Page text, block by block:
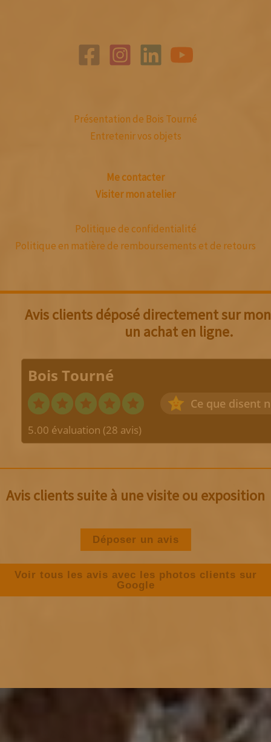
Présentation de Bois Tourné
Entretenir vos objets
Me contacter
Visiter mon atelier
Politique de confidentialité
Politique en matière de remboursements et de retours
Avis clients déposé directement sur
un achat en ligne.
Bois Tourné
Ce que disent
5.00 évaluation (28 avis)
Avis clients suite à une visite ou exposition
Déposer un avis
Voir tous les avis avec les photos clients sur
Google